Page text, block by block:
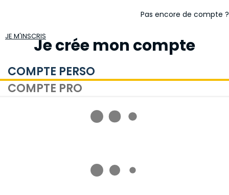
Pas encore de compte ?
JE M'INSCRISJe crée mon compte
COMPTE PERSO
COMPTE PRO